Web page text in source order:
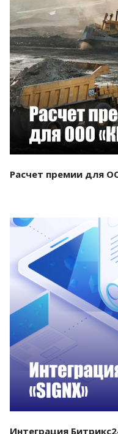
Расчет премии для
Интеграция